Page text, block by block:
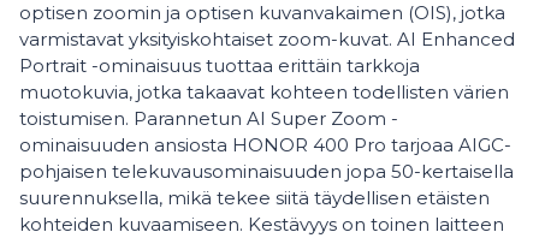
optisen zoomin ja optisen kuvanvakaimen (OIS), jotka
varmistavat yksityiskohtaiset zoom-kuvat. AI Enhanced
Portrait -ominaisuus tuottaa erittäin tarkkoja
muotokuvia, jotka takaavat kohteen todellisten värien
toistumisen. Parannetun AI Super Zoom -
ominaisuuden ansiosta HONOR 400 Pro tarjoaa AIGC-
pohjaisen telekuvausominaisuuden jopa 50-kertaisella
suurennuksella, mikä tekee siitä täydellisen etäisten
kohteiden kuvaamiseen. Kestävyys on toinen laitteen